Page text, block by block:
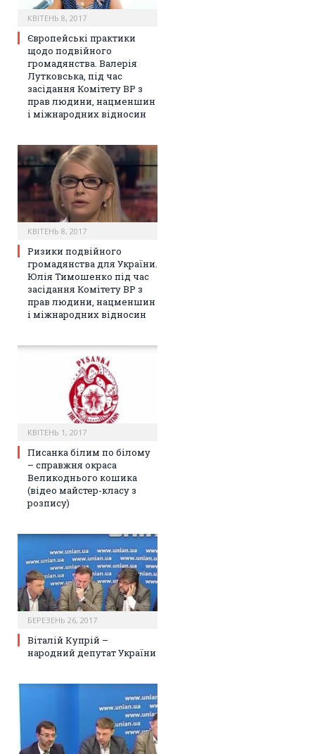
КВІТЕНЬ 8, 2017
Європейські практики
щодо подвійного
громадянства. Валерія
Лутковська, під час
засідання Комітету ВР з
прав людини, нацменшин
і міжнародних відносин
КВІТЕНЬ 8, 2017
Ризики подвійного
громадянства для України.
Юлія Тимошенко під час
засідання Комітету ВР з
прав людини, нацменшин
і міжнародних відносин
КВІТЕНЬ 1, 2017
Писанка білим по білому
– справжня окраса
Великоднього кошика
(відео майстер-класу з
розпису)
БЕРЕЗЕНЬ 26, 2017
Віталій Купрій –
народний депутат України